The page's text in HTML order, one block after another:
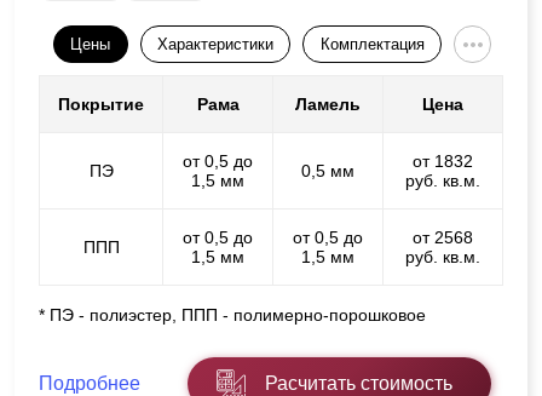
Цены Характеристики Комплектация
Покрытие Рама Ламель Цена
ПЭ
от 0,5 до
1,5 мм
0,5 мм
от 1832
руб. кв.м.
ППП
от 0,5 до
1,5 мм
от 0,5 до
1,5 мм
от 2568
руб. кв.м.
* ПЭ - полиэстер, ППП - полимерно-порошковое
Подробнее Расчитать стоимость